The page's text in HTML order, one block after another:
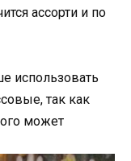
ассорти и по
использовать
так как
может